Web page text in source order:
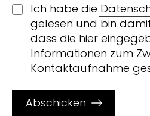
Ich habe die
gelesen und bin
dass die hier
Informationen zum
Kontaktaufnahme
Abschicken